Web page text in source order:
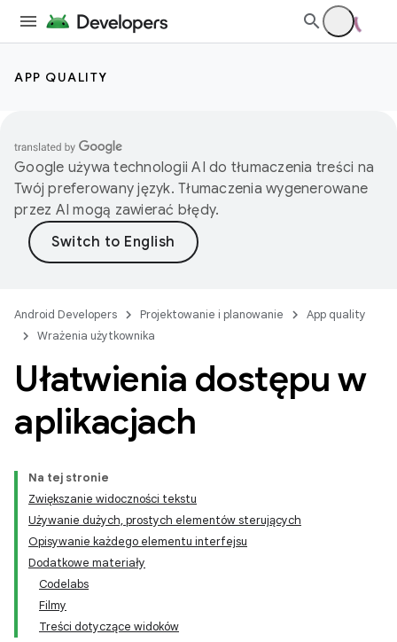
APP QUALITY
Google używa technologii AI do tłumaczenia treści na
Twój preferowany język. Tłumaczenia wygenerowane
przez AI mogą zawierać błędy.
Android Developers Projektowanie i planowanie
App quality
Wrażenia użytkownika
Ułatwienia dostępu w
aplikacjach
Na tej stronie
Zwiększanie widoczności tekstu
Używanie dużych, prostych elementów sterujących
Opisywanie każdego elementu interfejsu
Dodatkowe materiały
Codelabs
Filmy
Treści dotyczące widoków